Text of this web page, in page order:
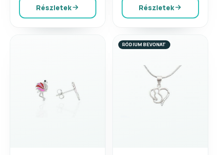
Részletek Részletek
RÓDIUM BEVONAT